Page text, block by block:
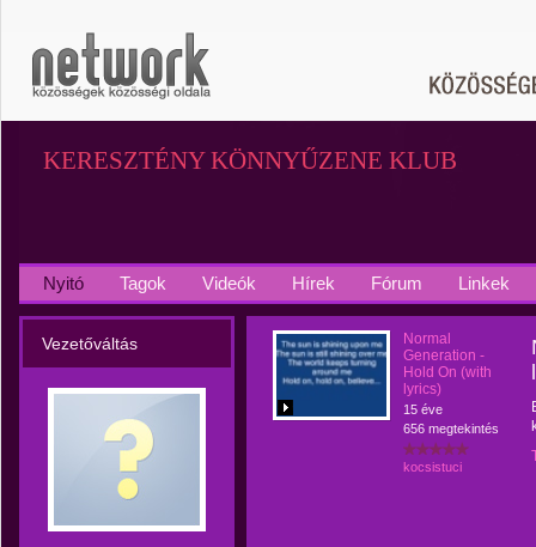
KERESZTÉNY KÖNNYŰZENE KLUB
Nyitó Tagok Videók Hírek Fórum Linkek
Vezetőváltás
Normal
Generation -
Hold On (with
lyrics)
15 éve
656 megtekintés
kocsistuci